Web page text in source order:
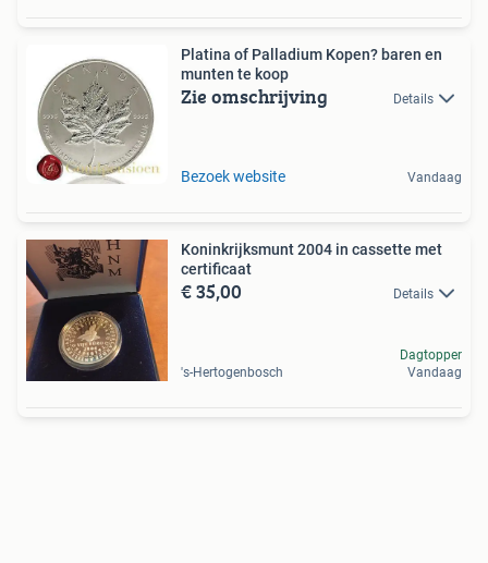
Platina of Palladium Kopen? baren en
munten te koop
Zie omschrijving Details
Bezoek website Vandaag
Koninkrijksmunt 2004 in cassette met
certificaat
€ 35,00 Details
's-Hertogenbosch
Dagtopper
Vandaag